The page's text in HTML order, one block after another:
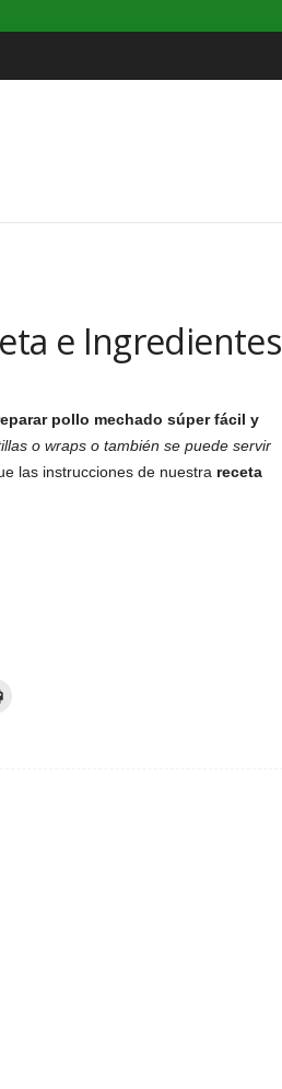
e Ingredientes
pollo mechado súper fácil y
o wraps o también se puede servir
las instrucciones de nuestra receta